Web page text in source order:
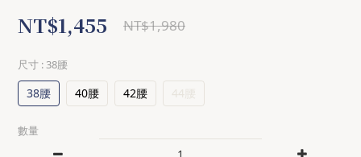
NT$1,455 NT$1,980
尺寸 : 38腰
38腰 40腰 42腰 44腰
數量